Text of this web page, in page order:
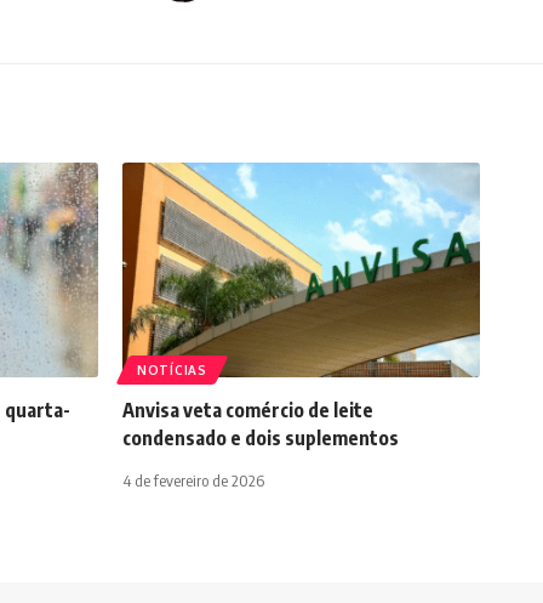
quarta-
NOTÍCIAS
Anvisa veta comércio de leite
condensado e dois suplementos
4 de fevereiro de 2026